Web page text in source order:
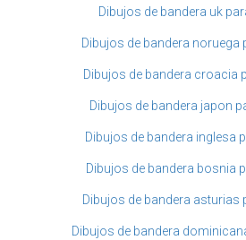
Dibujos de bandera uk
Dibujos de bandera noruega
Dibujos de bandera croacia
Dibujos de bandera japon
Dibujos de bandera inglesa
Dibujos de bandera bosnia
Dibujos de bandera asturias
Dibujos de bandera